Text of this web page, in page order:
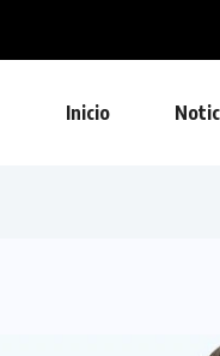
Inicio